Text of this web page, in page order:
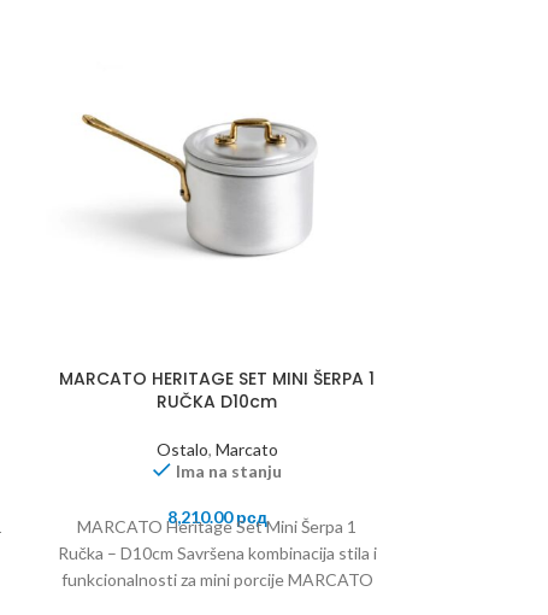
MARCATO HERITAGE SET MINI ŠERPA 1
RUČKA D10cm
Ostalo, Marcato
Ima na stanju
8,210.00рсд
MARCATO Heritage Set Mini Šerpa 1
Ručka – D10cm Savršena kombinacija stila i
funkcionalnosti za mini porcije MARCATO